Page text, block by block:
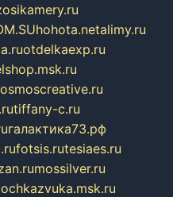
hohota.netalimy.ru
otdelkaexp.ru
tiffany-c.ru
галактика73.рф
fotsis.rutesiaes.ru
mossilver.ru